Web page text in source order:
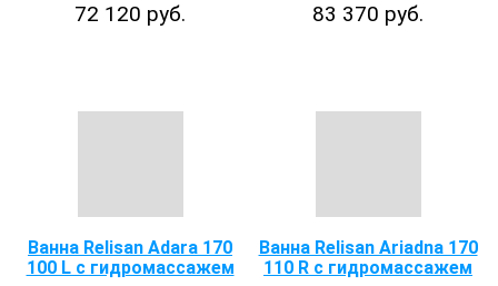
72 120 руб. 83 370 руб.
Ванна Relisan Adara 170
100 L с гидромассажем
Ванна Relisan Ariadna 170
110 R с гидромассажем